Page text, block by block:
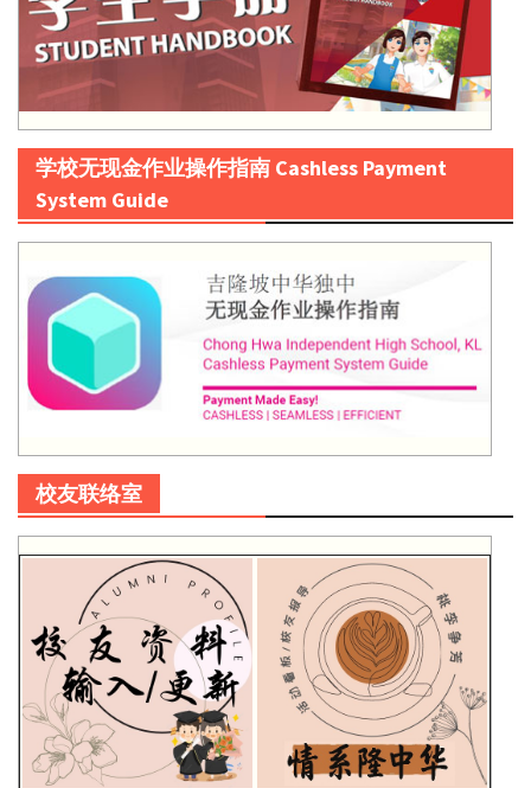
学校无现金作业操作指南 Cashless Payment
System Guide
校友联络室